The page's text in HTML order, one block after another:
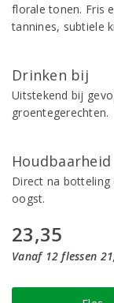
florale tonen. Fris
tannines, subtiele
Drinken bij
Uitstekend bij
groentegerechten.
Houdbaarheid
Direct na
oogst.
23,35
Vanaf 12 flessen